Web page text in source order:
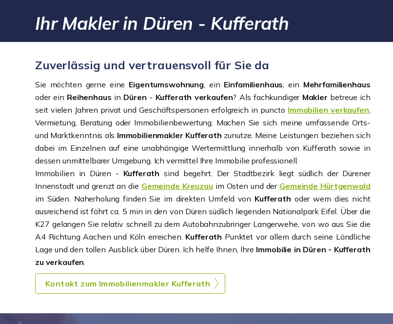
Ihr Makler in Düren - Kufferath
Zuverlässig und vertrauensvoll für Sie da
Sie möchten gerne eine Eigentumswohnung, ein Einfamilienhaus, ein Mehrfamilienhaus
oder ein Reihenhaus in Düren - Kufferath verkaufen? Als fachkundigerMakler betreue ich
seit vielen Jahren privat und Geschäftspersonen erfolgreich in puncto Immobilien verkaufen,
Vermietung, Beratung oder Immobilienbewertung. Machen Sie sich meine umfassende Orts-
und Marktkenntnis als Immobilienmakler Kufferath zunutze. Meine Leistungen beziehen sich
dabei im Einzelnen auf eine unabhängige Wertermittlung innerhalb von Kufferath sowie in
dessen unmittelbarer Umgebung. Ich vermittel Ihre Immobilie professionell.
Immobilien in Düren - Kufferath sind begehrt. Der Stadtbezirk liegt südlich der Dürener
Innenstadt und grenzt an die Gemeinde Kreuzau im Osten und der Gemeinde Hürtgenwald
im Süden. Naherholung finden Sie im direkten Umfeld von Kufferath oder wem dies nicht
ausreichend ist fährt ca. 5 min in den von Düren südlich liegenden Nationalpark Eifel. Über die
K27 gelangen Sie relativ schnell zu dem Autobahnzubringer Langerwehe, von wo aus Sie die
A4 Richtung Aachen und Köln erreichen. Kufferath Punktet vor allem durch seine Ländliche
Lage und den tollen Ausblick über Düren. Ich helfe Ihnen, Ihre Immobilie in Düren - Kufferath
zu verkaufen.
Kontakt zum Immobilienmakler Kufferath